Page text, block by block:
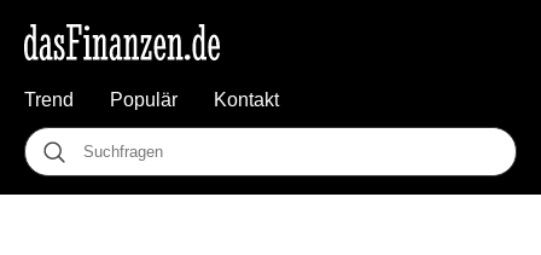
Trend Populär Kontakt